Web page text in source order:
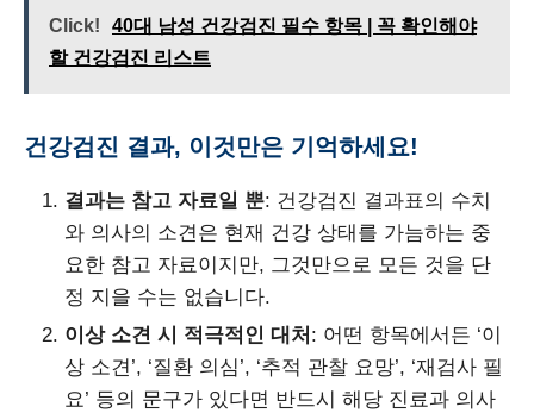
Click!
40대 남성 건강검진 필수 항목 | 꼭 확인해야
할 건강검진 리스트
건강검진 결과, 이것만은 기억하세요!
결과는 참고 자료일 뿐: 건강검진 결과표의 수치
와 의사의 소견은 현재 건강 상태를 가늠하는 중
요한 참고 자료이지만, 그것만으로 모든 것을 단
정 지을 수는 없습니다.
이상 소견 시 적극적인 대처 : 어떤 항목에서든 ‘이
상 소견’, ‘질환 의심’, ‘추적 관찰 요망’, ‘재검사 필
요’ 등의 문구가 있다면 반드시 해당 진료과 의사